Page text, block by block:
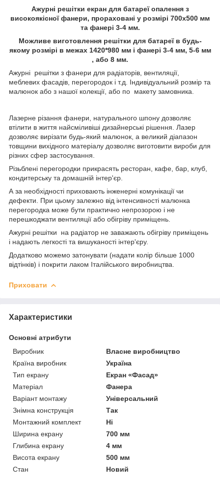
Ажурні решітки екран для батареї опалення з
високоякісної фанери, прораховані у розмірі 700х500 мм
та фанері 3-4 мм.
Можливе виготовлення решітки для батареї в будь-
якому розмірі в межах 1420*980 мм і фанері 3-4 мм, 5-6 мм
, або 8 мм.
Ажурні решітки з фанери для радіаторів, вентиляції,
меблевих фасадів, перегородок і т.д. Індивідуальний розмір та
малюнок або з нашої колекції, або по макету замовника.
Лазерне різання фанери, натурального шпону дозволяє
втілити в життя найсміливіші дизайнерські рішення. Лазер
дозволяє вирізати будь-який малюнок, а великий діапазон
товщини вихідного матеріалу дозволяє виготовити вироби для
різних сфер застосування.
Різьблені перегородки прикрасять ресторан, кафе, бар, клуб,
кондитерську та домашній інтер'єр.
А за необхідності приховають інженерні комунікації чи
дефекти. При цьому залежно від інтенсивності малюнка
перегородка може бути практично непрозорою і не
перешкоджати вентиляції або обігріву приміщень.
Ажурні решітки на радіатор не заважають обігріву приміщень
і надають легкості та вишуканості інтер'єру.
Додатково можемо затонувати (надати колір більше 1000
відтінків) і покрити лаком Італійського виробництва.
Приховати
Характеристики
Основні атрибути
Виробник
Власне виробництво
Країна виробник
Україна
Тип екрану
Екран «Фасад»
Матеріал
Фанера
Варіант монтажу
Універсальний
Знімна конструкція
Так
Монтажний комплект
Ні
Ширина екрану
700 мм
Глибина екрану
4 мм
Висота екрану
500 мм
Стан
Новий